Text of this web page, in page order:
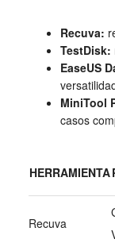
Recuva:
TestDisk:
EaseUS
MiniTool
casos
HERRAMIENTA
Recuva